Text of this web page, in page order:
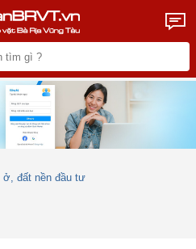
ở, đất nền đầu tư